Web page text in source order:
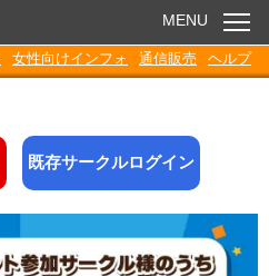
お知らせ
電子書籍
Q&A
MENU
女性向けインフォ 通信販売 ヘルプ
既存サークルログイン